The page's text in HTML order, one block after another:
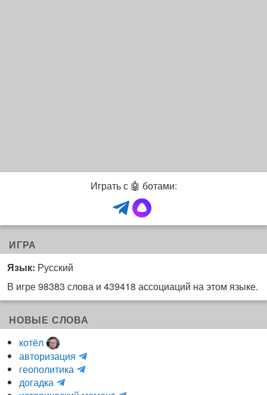
Играть с 🤖 ботами:
ИГРА
Язык: Русский
В игре 98383 слова и 439418 ассоциаций на этом языке.
НОВЫЕ СЛОВА
котёл
авторизация
и
геополитика
H
догадка
m